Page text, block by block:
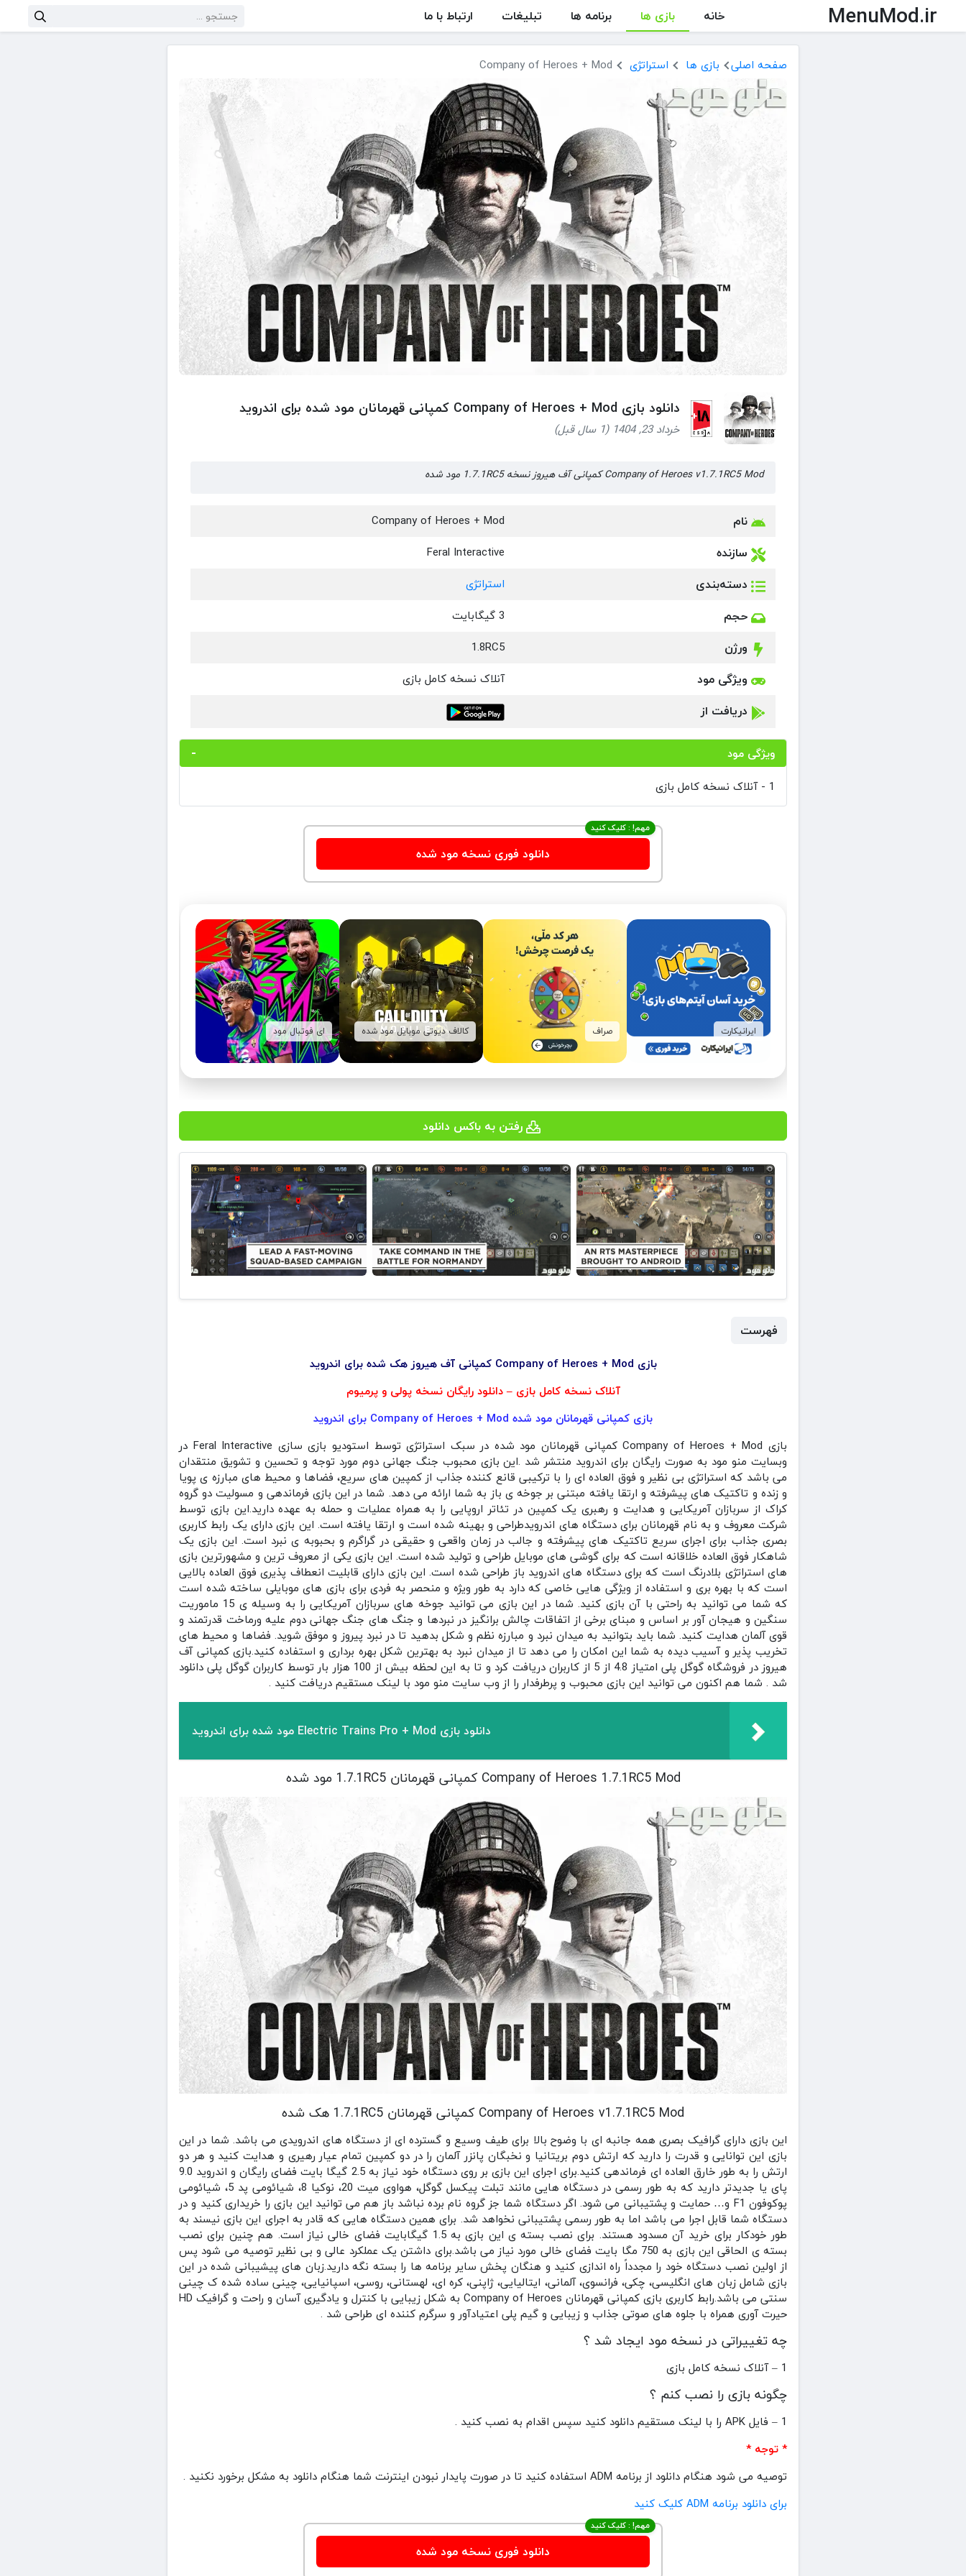
MenuMod.ir خانه بازی ها برنامه ها تبلیغات ارتباط با ما
صفحه اصلی بازی ها استراتژی Company of Heroes + Mod
دانلود بازی Company of Heroes + Mod کمپانی قهرمانان مود شده برای اندروید
خرداد 23, 1404 (1 سال قبل)
Company of Heroes v1.7.1RC5 Mod کمپانی آف هیروز نسخه 1.7.1RC5 مود شده
نام Company of Heroes + Mod
سازنده Feral Interactive
دسته‌بندی استراتژی
حجم 3 گیگابایت
ورژن 1.8RC5
ویژگی مود آنلاک نسخه کامل بازی
دریافت از
ویژگی مود
1 - آنلاک نسخه کامل بازی
مهم! : کلیک کنید
دانلود فوری نسخه مود شده
ایرانیکارت صراف کالاف دیوتی موبایل مود شده ای فوتبال مود
رفتن به باکس دانلود
فهرست
بازی Company of Heroes + Mod کمپانی آف هیروز هک شده برای اندروید
آنلاک نسخه کامل بازی – دانلود رایگان نسخه پولی و پرمیوم
بازی کمپانی قهرمانان مود شده Company of Heroes + Mod برای اندروید
بازی Company of Heroes + Mod کمپانی قهرمانان مود شده در سبک استراتژی توسط استودیو بازی سازی Feral Interactive در
وبسایت منو مود به صورت رایگان برای اندروید منتشر شد .این بازی محبوب جنگ جهانی دوم مورد توجه و تحسین و تشویق منتقدان
می باشد که استراتژی بی نظیر و فوق العاده ای را با ترکیبی قانع کننده جذاب از کمپین های سریع، فضاها و محیط های مبارزه ی پویا
و زنده و تاکتیک های پیشرفته و ارتقا یافته مبتنی بر جوخه ی باز به شما ارائه می دهد. شما در این بازی فرماندهی و مسولیت دو گروه
کراک از سربازان آمریکایی و هدایت و رهبری یک کمپین در تئاتر اروپایی را به همراه عملیات و حمله به عهده دارید.این بازی توسط
شرکت معروف و به نام قهرمانان برای دستگاه های اندرویدطراحی و بهینه شده است و ارتقا یافته است. این بازی دارای یک رابط کاربری
بصری جذاب برای اجرای سریع تاکتیک های پیشرفته و جالب در زمان واقعی و حقیقی در گراگرم و بحبوبه ی نبرد است. این بازی یک
شاهکار فوق العاده خلاقانه است که برای گوشی های موبایل طراحی و تولید شده است. این بازی یکی از معروف ترین و مشهورترین بازی
های استراتژی بلادرنگ است که برای دستگاه های اندروید باز طراحی شده است. این بازی دارای قابلیت انعطاف پذیری فوق العاده بالایی
است که با بهره بری و استفاده از ویژگی هایی خاصی که دارد به طور ویژه و منحصر به فردی برای بازی های موبایلی ساخته شده است
که شما می توانید به راحتی با آن بازی کنید. شما در این بازی می توانید جوخه های سربازان آمریکایی را به وسیله ی 15 ماموریت
سنگین و هیجان آور بر اساس و مبنای برخی از اتفاقات چالش برانگیز در نبردها و جنگ های جنگ جهانی دوم علیه ورماخت قدرتمند و
قوی آلمان هدایت کنید. شما باید بتوانید به میدان نبرد و مبارزه نظم و شکل بدهید تا در نبرد پیروز و موفق شوید. فضاها و محیط های
تخریب پذیر و آسیب دیده به شما این امکان را می دهد تا از میدان نبرد به بهترین شکل بهره برداری و استفاده کنید.بازی کمپانی آف
هیروز در فروشگاه گوگل پلی امتیاز 4.8 از 5 از کاربران دریافت کرد و تا به این لحظه بیش از 100 هزار بار توسط کاربران گوگل پلی دانلود
شد . شما هم اکنون می توانید این بازی محبوب و پرطرفدار را از وب سایت منو مود با لینک مستقیم دریافت کنید .
دانلود بازی Electric Trains Pro + Mod مود شده برای اندروید
Company of Heroes 1.7.1RC5 Mod کمپانی قهرمانان 1.7.1RC5 مود شده
Company of Heroes v1.7.1RC5 Mod کمپانی قهرمانان 1.7.1RC5 هک شده
این بازی دارای گرافیک بصری همه جانبه ای با وضوح بالا برای طیف وسیع و گسترده ای از دستگاه های اندرویدی می باشد. شما در این
بازی این توانایی و قدرت را دارید که ارتش دوم بریتانیا و نخبگان پانزر آلمان را در دو کمپین تمام عیار رهیری و هدایت کنید و هر دو
ارتش را به طور خارق العاده ای فرماندهی کنید.برای اجرای این بازی بر روی دستگاه خود نیاز به 2.5 گیگا بایت فضای رایگان و اندروید 9.0
پای یا جدیدتر دارید که به طور رسمی در دستگاه هایی مانند تبلت پیکسل گوگل، هواوی میت 20، نوکیا 8، شیائومی پد 5، شیائومی
پوکوفون F1 و… حمایت و پشتیبانی می شود. اگر دستگاه شما جز گروه نام برده نباشد باز هم می توانید این بازی را خریداری کنید و در
دستگاه شما قابل اجرا می باشد اما به طور رسمی پشتیبانی نخواهد شد. برای همین دستگاه هایی که قادر به اجرای این بازی نیسند به
طور خودکار برای خرید آن مسدود هستند. برای نصب بسته ی این بازی به 1.5 گیگابایت فضای خالی نیاز است. هم چنین برای نصب
بسته ی الحاقی این بازی به 750 مگا بایت فضای خالی مورد نیاز می باشد.برای داشتن یک عملکرد عالی و بی نظیر توصیه می شود پس
از اولین نصب دستگاه خود را مجدداً راه اندازی کنید و هنگان پخش سایر برنامه ها را بسته نگه دارید.زبان های پیشیبانی شده در این
بازی شامل زبان های انگلیسی، چکی، فرانسوی، آلمانی، ایتالیایی، ژاپنی، کره ای، لهستانی، روسی، اسپانیایی، چینی ساده شده ک چینی
سنتی می باشد.رابط کاربری بازی کمپانی قهرمانان Company of Heroes به شکل زیبایی با کنترل و یادگیری آسان و راحت و گرافیک HD
حیرت آوری همراه با جلوه های صوتی جذاب و زیبایی و گیم پلی اعتیادآور و سرگرم کننده ای طراحی شد .
چه تغییراتی در نسخه مود ایجاد شد ؟
1 – آنلاک نسخه کامل بازی
چگونه بازی را نصب کنم ؟
1 – فایل APK را با لینک مستقیم دانلود کنید سپس اقدام به نصب کنید .
* توجه *
توصیه می شود هنگام دانلود از برنامه ADM استفاده کنید تا در صورت پایدار نبودن اینترنت شما هنگام دانلود به مشکل برخورد نکنید .
برای دانلود برنامه ADM کلیک کنید
مهم! : کلیک کنید
دانلود فوری نسخه مود شده